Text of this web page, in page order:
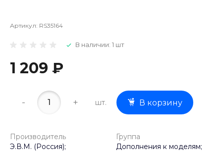
Артикул: RS35164
В наличии: 1 шт
1 209 ₽
- + шт. В корзину
Производитель
Э.В.М. (Россия);
Группа
Дополнения к моделям;